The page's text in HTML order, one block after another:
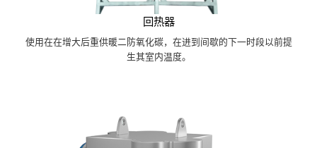
回热器
使用在在增大后重供暖二防氧化碳，在进到间歇的下一时段以前提
生其室内温度。